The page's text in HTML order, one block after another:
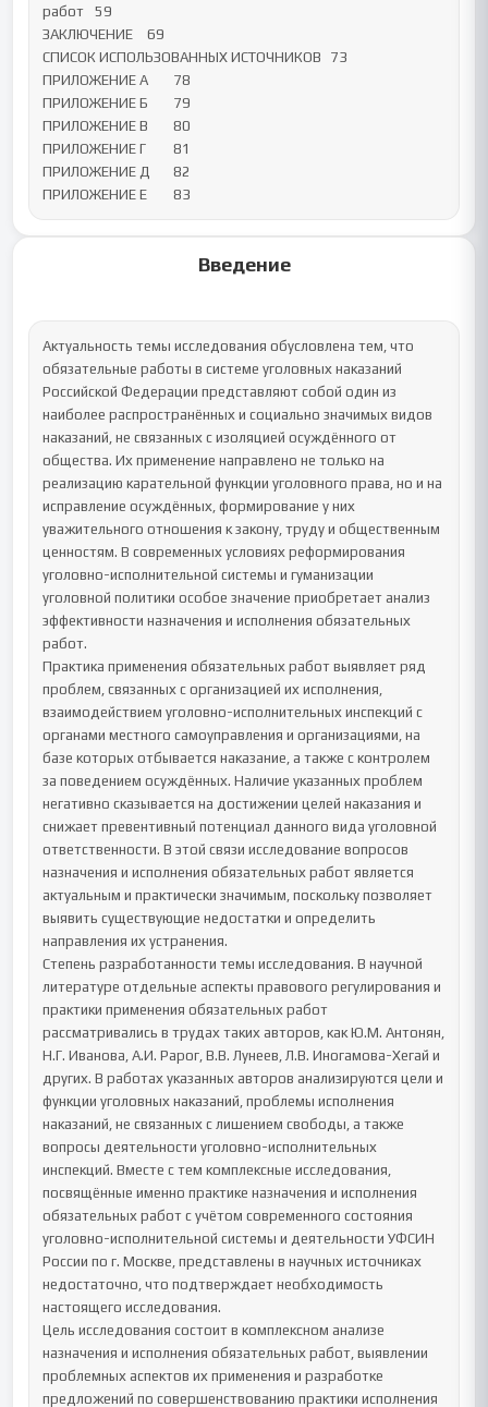
работ	59
ЗАКЛЮЧЕНИЕ	69
СПИСОК ИСПОЛЬЗОВАННЫХ ИСТОЧНИКОВ	73
ПРИЛОЖЕНИЕ А	78
ПРИЛОЖЕНИЕ Б	79
ПРИЛОЖЕНИЕ В	80
ПРИЛОЖЕНИЕ Г	81
ПРИЛОЖЕНИЕ Д	82
ПРИЛОЖЕНИЕ Е	83
Введение
Актуальность темы исследования обусловлена тем, что
обязательные работы в системе уголовных наказаний
Российской Федерации представляют собой один из
наиболее распространённых и социально значимых видов
наказаний, не связанных с изоляцией осуждённого от
общества. Их применение направлено не только на
реализацию карательной функции уголовного права, но и на
исправление осуждённых, формирование у них
уважительного отношения к закону, труду и общественным
ценностям. В современных условиях реформирования
уголовно-исполнительной системы и гуманизации
уголовной политики особое значение приобретает анализ
эффективности назначения и исполнения обязательных
работ.
Практика применения обязательных работ выявляет ряд
проблем, связанных с организацией их исполнения,
взаимодействием уголовно-исполнительных инспекций с
органами местного самоуправления и организациями, на
базе которых отбывается наказание, а также с контролем
за поведением осуждённых. Наличие указанных проблем
негативно сказывается на достижении целей наказания и
снижает превентивный потенциал данного вида уголовной
ответственности. В этой связи исследование вопросов
назначения и исполнения обязательных работ является
актуальным и практически значимым, поскольку позволяет
выявить существующие недостатки и определить
направления их устранения.
Степень разработанности темы исследования. В научной
литературе отдельные аспекты правового регулирования и
практики применения обязательных работ
рассматривались в трудах таких авторов, как Ю.М. Антонян,
Н.Г. Иванова, А.И. Рарог, В.В. Лунеев, Л.В. Иногамова-Хегай и
других. В работах указанных авторов анализируются цели и
функции уголовных наказаний, проблемы исполнения
наказаний, не связанных с лишением свободы, а также
вопросы деятельности уголовно-исполнительных
инспекций. Вместе с тем комплексные исследования,
посвящённые именно практике назначения и исполнения
обязательных работ с учётом современного состояния
уголовно-исполнительной системы и деятельности УФСИН
России по г. Москве, представлены в научных источниках
недостаточно, что подтверждает необходимость
настоящего исследования.
Цель исследования состоит в комплексном анализе
назначения и исполнения обязательных работ, выявлении
проблемных аспектов их применения и разработке
предложений по совершенствованию практики исполнения